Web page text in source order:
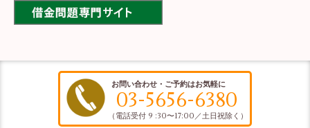
お問い合わせ・ご予約はお気軽に
03-5656-6380
（電話受付 9 :30〜17:00／土日祝除く）